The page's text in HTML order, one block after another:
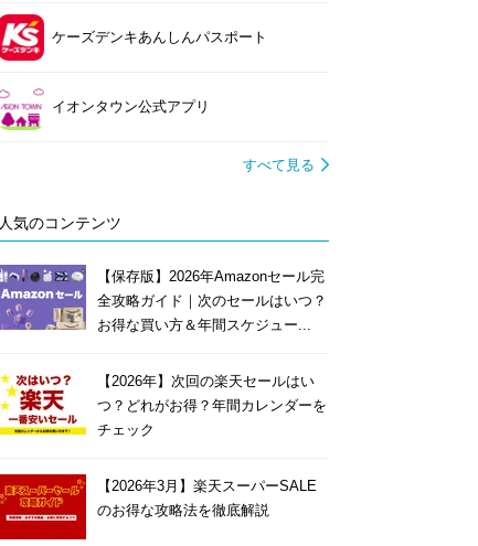
ケーズデンキあんしんパスポート
イオンタウン公式アプリ
すべて見る
人気のコンテンツ
【保存版】2026年Amazonセール完
全攻略ガイド｜次のセールはいつ？
お得な買い方＆年間スケジュー...
【2026年】次回の楽天セールはい
つ？どれがお得？年間カレンダーを
チェック
【2026年3月】楽天スーパーSALE
のお得な攻略法を徹底解説